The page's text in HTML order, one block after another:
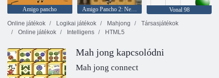
Amigo pancho Amigo Pancho 2: New York -i party
Vonal 98
Online játékok
Logikai játékok Mahjong
Társasjátékok
Online játékok
Intelligens HTML5
Mah jong kapcsolódni
Mah jong connect